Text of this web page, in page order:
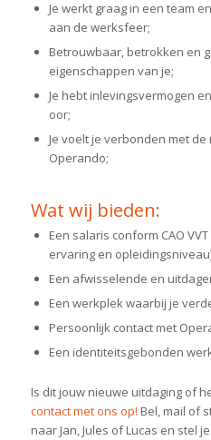
Je werkt graag in een team
aan de werksfeer;
Betrouwbaar, betrokken en
eigenschappen van je;
Je hebt inlevingsvermogen
oor;
Je voelt je verbonden met
Operando;
Wat wij bieden:
Een salaris conform CAO
ervaring en
Een afwisselende en
Een werkplek waarbij je
Persoonlijk contact met
Een identiteitsgebonden
Is dit jouw nieuwe uitdaging of
contact met ons op! Bel, mail of
naar Jan, Jules of Lucas en stel